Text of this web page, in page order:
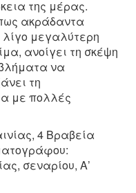
της μέρας.
ακράδαντα
λίγο μεγαλύτερη
ανοίγει τη σκέψη
να
τη
με πολλές
4 Βραβεία
σεναρίου, Α’